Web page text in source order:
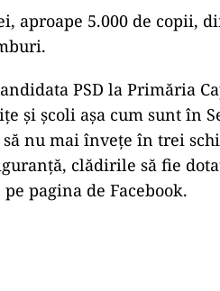
aproape 5.000 de copii,
PSD la Primăria
și școli așa cum sunt în
nu mai învețe în trei
clădirile să fie
pagina de Facebook.